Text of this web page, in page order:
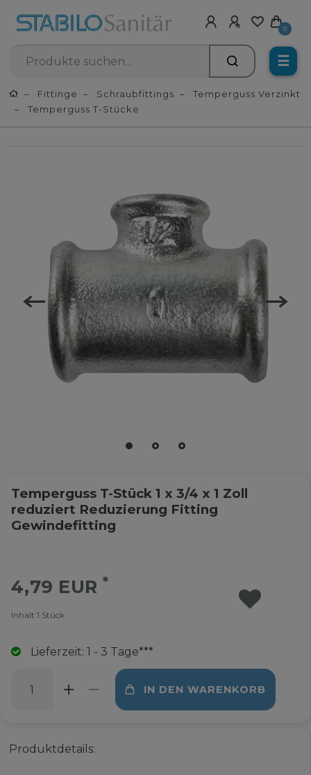
0
☰
Fittinge Schraubfittings
Temperguss Verzinkt
Temperguss T-Stücke
Temperguss T-Stück 1 x 3/4 x 1 Zoll
reduziert Reduzierung Fitting
Gewindefitting
4,79 EUR*
Inhalt 1 Stück
Lieferzeit: 1 - 3 Tage***
IN DEN WARENKORB
Produktdetails: